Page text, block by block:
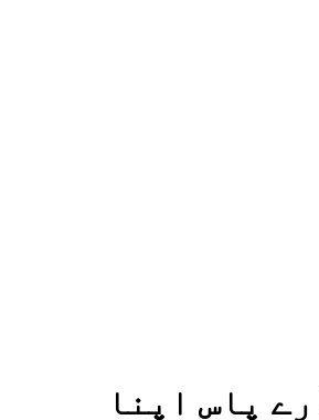
پاس اپنا